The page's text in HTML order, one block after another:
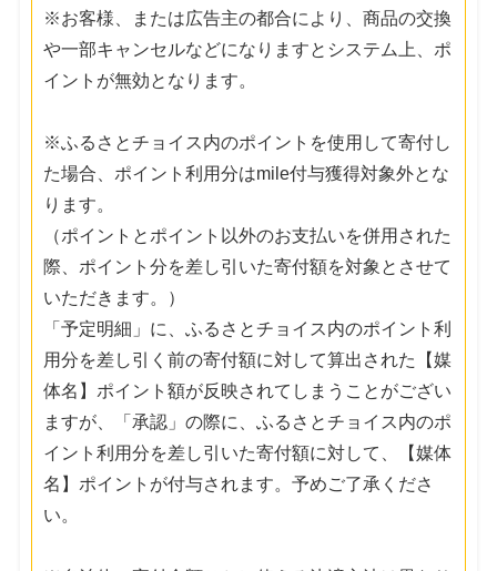
※お客様、または広告主の都合により、商品の交換
や一部キャンセルなどになりますとシステム上、ポ
イントが無効となります。
※ふるさとチョイス内のポイントを使用して寄付し
た場合、ポイント利用分はmile付与獲得対象外とな
ります。
（ポイントとポイント以外のお支払いを併用された
際、ポイント分を差し引いた寄付額を対象とさせて
いただきます。）
「予定明細」に、ふるさとチョイス内のポイント利
用分を差し引く前の寄付額に対して算出された【媒
体名】ポイント額が反映されてしまうことがござい
ますが、「承認」の際に、ふるさとチョイス内のポ
イント利用分を差し引いた寄付額に対して、【媒体
名】ポイントが付与されます。予めご了承くださ
い。